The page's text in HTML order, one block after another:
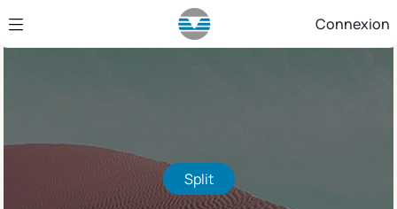
Saut au contenu principal Connexion
Split